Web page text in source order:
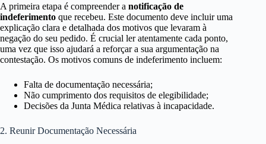
A primeira etapa é compreender a notificação de
indeferimento que recebeu. Este documento deve incluir uma
explicação clara e detalhada dos motivos que levaram à
negação do seu pedido. É crucial ler atentamente cada ponto,
uma vez que isso ajudará a reforçar a sua argumentação na
contestação. Os motivos comuns de indeferimento incluem:
Falta de documentação necessária;
Não cumprimento dos requisitos de elegibilidade;
Decisões da Junta Médica relativas à incapacidade.
2. Reunir Documentação Necessária